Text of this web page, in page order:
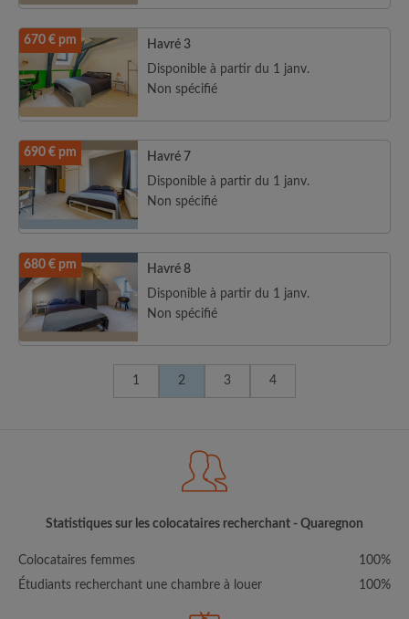
670 € pm
Havré 3
Disponible à partir du 1 janv.
Non spécifié
690 € pm
Havré 7
Disponible à partir du 1 janv.
Non spécifié
680 € pm
Havré 8
Disponible à partir du 1 janv.
Non spécifié
1 2 3 4
Statistiques sur les colocataires recherchant - Quaregnon
Colocataires femmes
100%
Étudiants recherchant une chambre à louer
100%